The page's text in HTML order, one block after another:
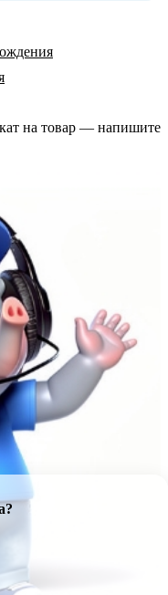
на товар — напишите